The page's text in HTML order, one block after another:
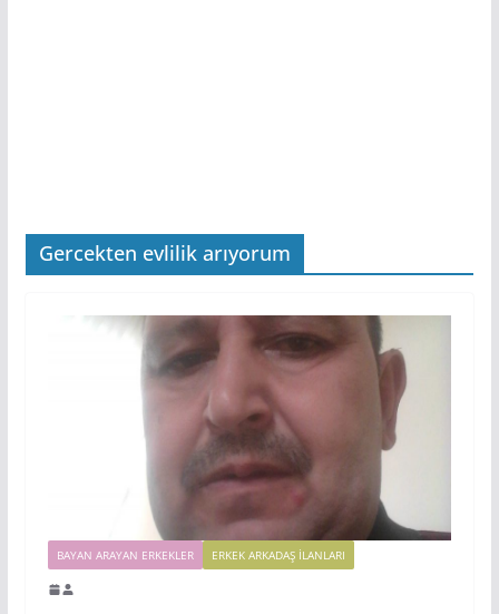
Gercekten evlilik arıyorum
BAYAN ARAYAN ERKEKLER ERKEK ARKADAŞ ILANLARI